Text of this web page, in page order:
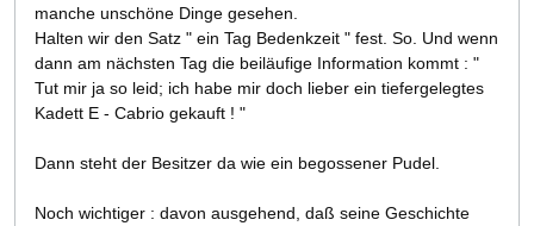
manche unschöne Dinge gesehen.
Halten wir den Satz " ein Tag Bedenkzeit " fest. So. Und wenn
dann am nächsten Tag die beiläufige Information kommt : "
Tut mir ja so leid; ich habe mir doch lieber ein tiefergelegtes
Kadett E - Cabrio gekauft ! "
Dann steht der Besitzer da wie ein begossener Pudel.
Noch wichtiger : davon ausgehend, daß seine Geschichte